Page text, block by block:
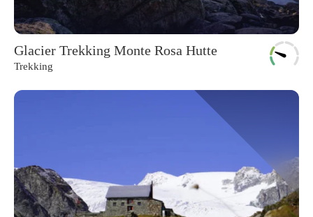
Glacier Trekking Monte Rosa Hutte
Trekking